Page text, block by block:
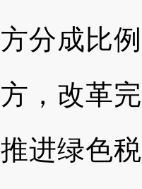
分成比
，改革
进绿色